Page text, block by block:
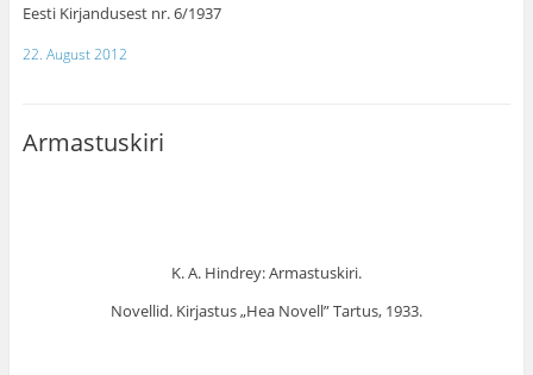
Eesti Kirjandusest nr. 6/1937
22. August 2012
Armastuskiri
K. A. Hindrey: Armastuskiri.
Novellid. Kirjastus „Hea Novell” Tartus, 1933.